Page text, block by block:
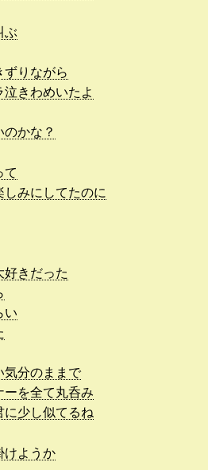
ぶ
ずりながら
きわめいたよ
かな？
て
しみにしてたのに
好きだった
い
気分のままで
ーを全て丸呑み
に少し似てるね
けようか